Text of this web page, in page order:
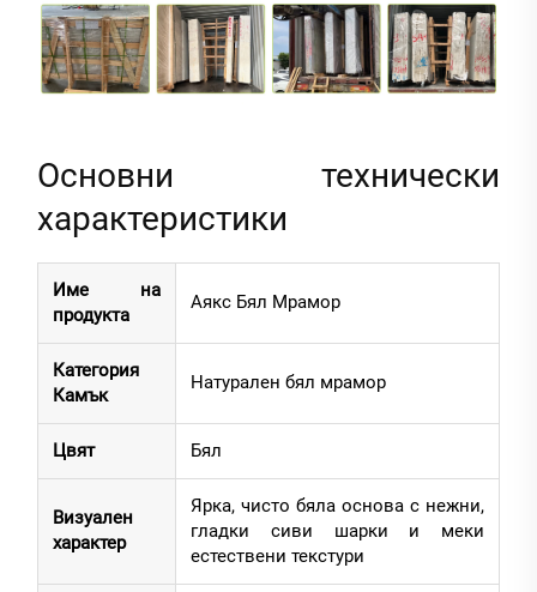
Основни технически
характеристики
Име на
продукта
Аякс Бял Мрамор
Категория
Камък
Натурален бял мрамор
Цвят Бял
Визуален
характер
Ярка, чисто бяла основа с нежни,
гладки сиви шарки и меки
естествени текстури